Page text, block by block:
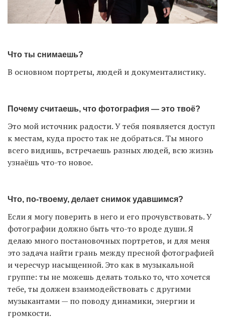
Что ты снимаешь?
В основном портреты, людей и документалистику.
Почему считаешь, что фотография — это твоё?
Это мой источник радости. У тебя появляется доступ
к местам, куда просто так не добраться. Ты много
всего видишь, встречаешь разных людей, всю жизнь
узнаёшь что-то новое.
Что, по-твоему, делает снимок удавшимся?
Если я могу поверить в него и его прочувствовать. У
фотографии должно быть что-то вроде души. Я
делаю много постановочных портретов, и для меня
это задача найти грань между пресной фотографией
и чересчур насыщенной. Это как в музыкальной
группе: ты не можешь делать только то, что хочется
тебе, ты должен взаимодействовать с другими
музыкантами — по поводу динамики, энергии и
громкости.